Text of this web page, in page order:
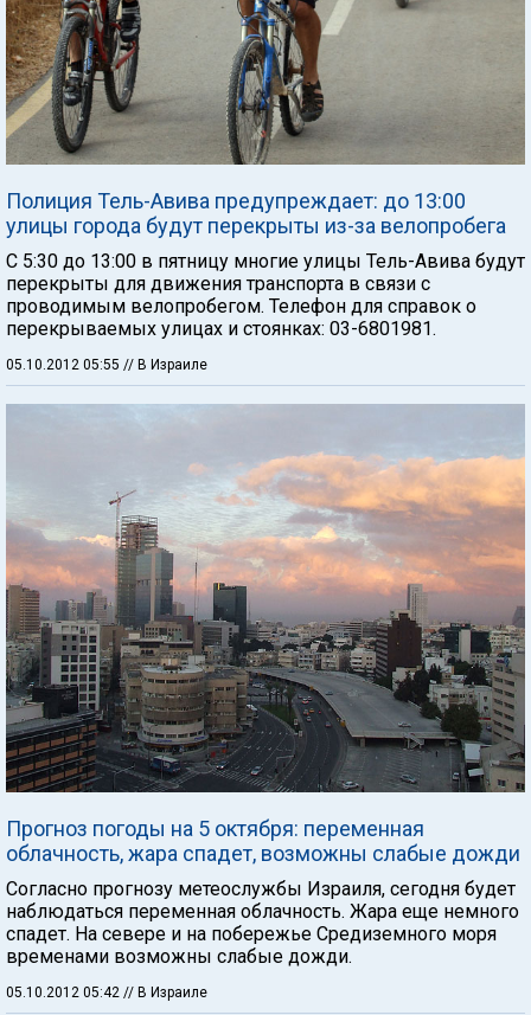
Полиция Тель-Авива предупреждает: до 13:00
улицы города будут перекрыты из-за велопробега
С 5:30 до 13:00 в пятницу многие улицы Тель-Авива будут
перекрыты для движения транспорта в связи с
проводимым велопробегом. Телефон для справок о
перекрываемых улицах и стоянках: 03-6801981.
05.10.2012 05:55 // В Израиле
Прогноз погоды на 5 октября: переменная
облачность, жара спадет, возможны слабые дожди
Согласно прогнозу метеослужбы Израиля, сегодня будет
наблюдаться переменная облачность. Жара еще немного
спадет. На севере и на побережье Средиземного моря
временами возможны слабые дожди.
05.10.2012 05:42 // В Израиле